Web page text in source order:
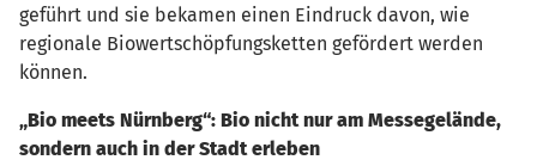
geführt und sie bekamen einen Eindruck davon, wie
regionale Biowertschöpfungsketten gefördert werden
können.
„Bio meets Nürnberg“: Bio nicht nur am Messegelände,
sondern auch in der Stadt erleben